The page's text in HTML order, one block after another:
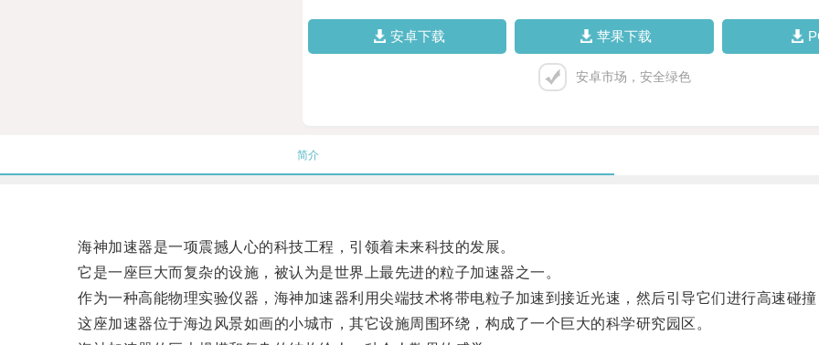
安卓下载 苹果下载
安卓市场，安全绿色
简介
海神加速器是一项震撼人心的科技工程，引领着未来科技的发展。
它是一座巨大而复杂的设施，被认为是世界上最先进的粒子加速器之一。
作为一种高能物理实验仪器，海神加速器利用尖端技术将带电粒子加速到接近光速，然后引导它们进行高速碰
这座加速器位于海边风景如画的小城市，其它设施周围环绕，构成了一个巨大的科学研究园区。